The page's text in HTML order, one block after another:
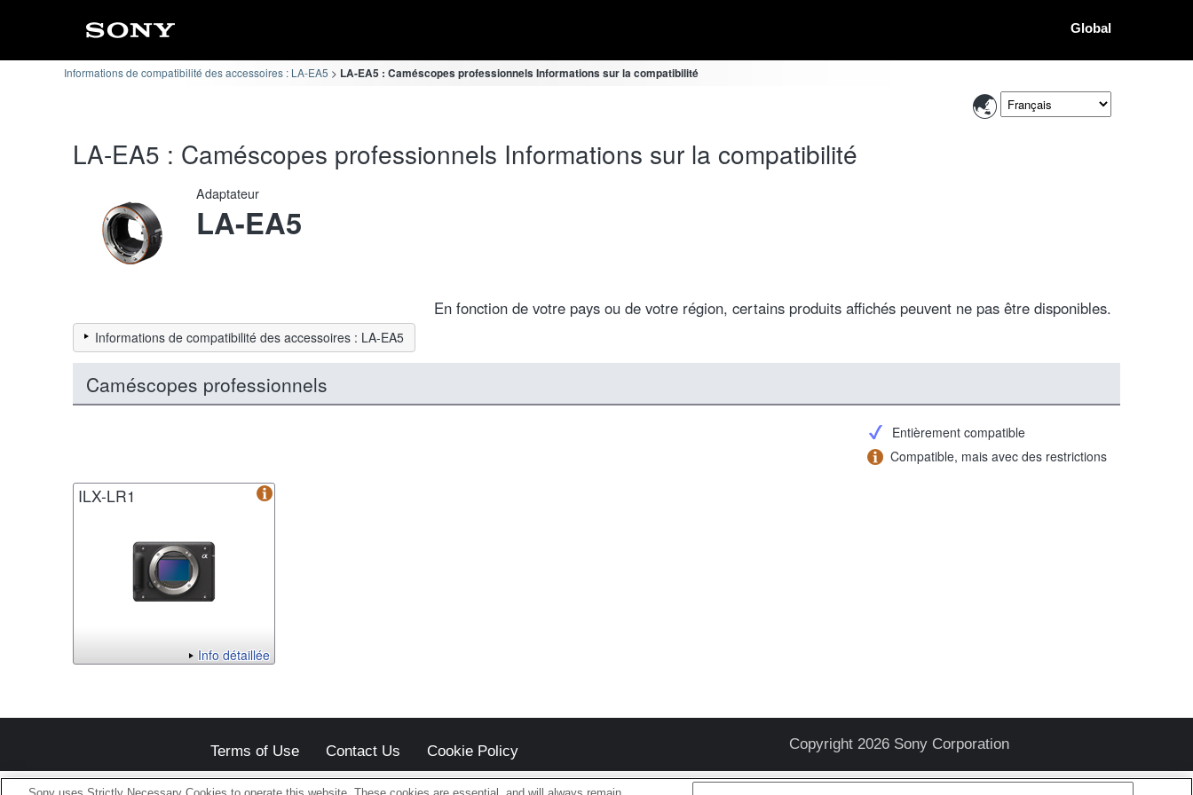
Global
Informations de compatibilité des accessoires : LA-EA5 LA-EA5 : Caméscopes professionnels Informations sur la compatibilité
LA-EA5 : Caméscopes professionnels Informations sur la compatibilité
Adaptateur
LA-EA5
En fonction de votre pays ou de votre région, certains produits affichés peuvent ne pas être disponibles.
Informations de compatibilité des accessoires : LA-EA5
Caméscopes professionnels
Entièrement compatible
Compatible, mais avec des restrictions
ILX-LR1
Info détaillée
Terms of Use Contact Us Cookie Policy Copyright 2026 Sony Corporation